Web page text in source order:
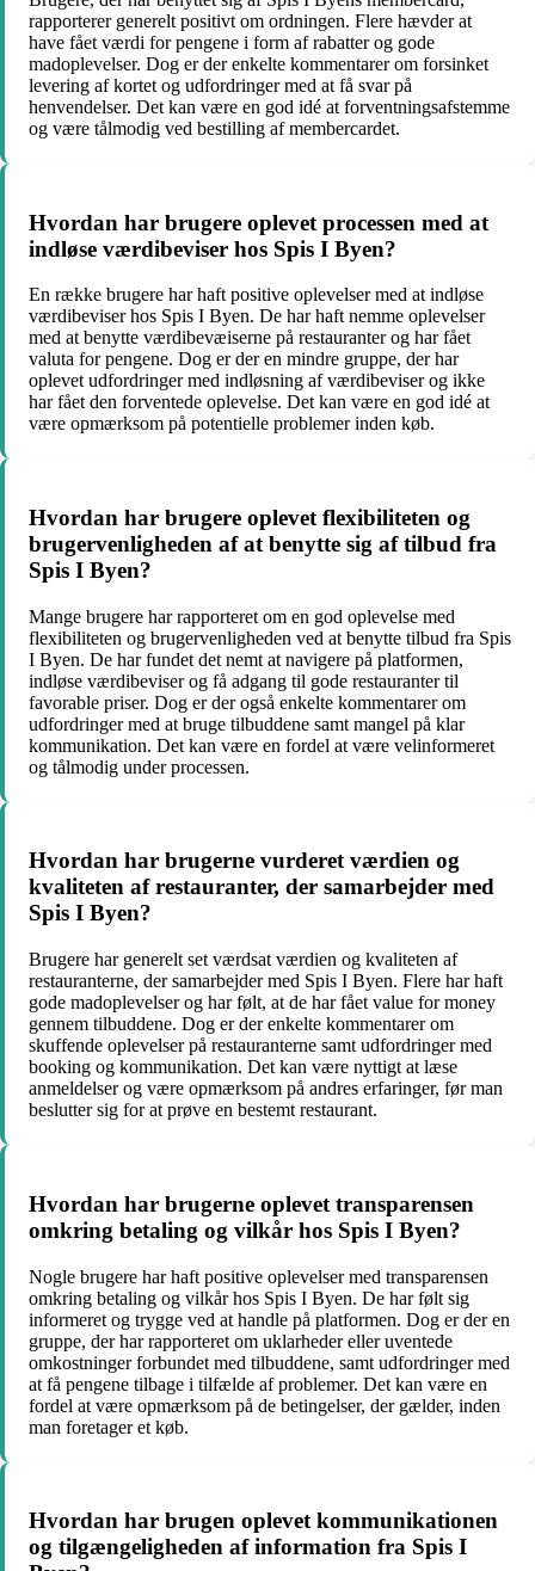
rapporterer generelt positivt om ordningen. Flere hævder at
have fået værdi for pengene i form af rabatter og gode
madoplevelser. Dog er der enkelte kommentarer om forsinket
levering af kortet og udfordringer med at få svar på
henvendelser. Det kan være en god idé at forventningsafstemme
og være tålmodig ved bestilling af membercardet.
Hvordan har brugere oplevet processen med at
indløse værdibeviser hos Spis I Byen?
En række brugere har haft positive oplevelser med at indløse
værdibeviser hos Spis I Byen. De har haft nemme oplevelser
med at benytte værdibevæiserne på restauranter og har fået
valuta for pengene. Dog er der en mindre gruppe, der har
oplevet udfordringer med indløsning af værdibeviser og ikke
har fået den forventede oplevelse. Det kan være en god idé at
være opmærksom på potentielle problemer inden køb.
Hvordan har brugere oplevet flexibiliteten og
brugervenligheden af at benytte sig af tilbud fra
Spis I Byen?
Mange brugere har rapporteret om en god oplevelse med
flexibiliteten og brugervenligheden ved at benytte tilbud fra Spis
I Byen. De har fundet det nemt at navigere på platformen,
indløse værdibeviser og få adgang til gode restauranter til
favorable priser. Dog er der også enkelte kommentarer om
udfordringer med at bruge tilbuddene samt mangel på klar
kommunikation. Det kan være en fordel at være velinformeret
og tålmodig under processen.
Hvordan har brugerne vurderet værdien og
kvaliteten af restauranter, der samarbejder med
Spis I Byen?
Brugere har generelt set værdsat værdien og kvaliteten af
restauranterne, der samarbejder med Spis I Byen. Flere har haft
gode madoplevelser og har følt, at de har fået value for money
gennem tilbuddene. Dog er der enkelte kommentarer om
skuffende oplevelser på restauranterne samt udfordringer med
booking og kommunikation. Det kan være nyttigt at læse
anmeldelser og være opmærksom på andres erfaringer, før man
beslutter sig for at prøve en bestemt restaurant.
Hvordan har brugerne oplevet transparensen
omkring betaling og vilkår hos Spis I Byen?
Nogle brugere har haft positive oplevelser med transparensen
omkring betaling og vilkår hos Spis I Byen. De har følt sig
informeret og trygge ved at handle på platformen. Dog er der en
gruppe, der har rapporteret om uklarheder eller uventede
omkostninger forbundet med tilbuddene, samt udfordringer med
at få pengene tilbage i tilfælde af problemer. Det kan være en
fordel at være opmærksom på de betingelser, der gælder, inden
man foretager et køb.
Hvordan har brugen oplevet kommunikationen
og tilgængeligheden af information fra Spis I